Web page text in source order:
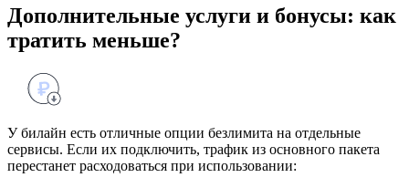
Дополнительные услуги и бонусы: как
тратить меньше?
У билайн есть отличные опции безлимита на отдельные
сервисы. Если их подключить, трафик из основного пакета
перестанет расходоваться при использовании: